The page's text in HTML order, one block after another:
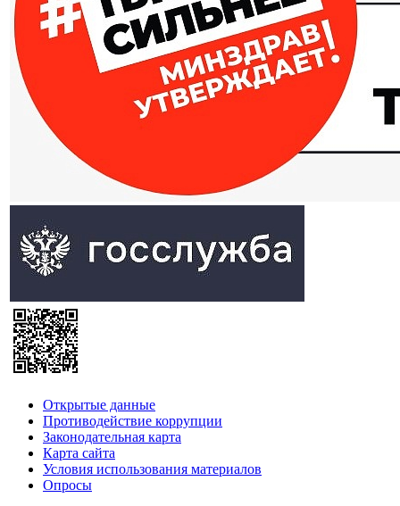
Открытые данные
Противодействие коррупции
Законодательная карта
Карта сайта
Условия использования материалов
Опросы